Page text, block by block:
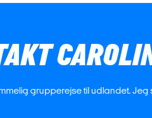
grupperejse til udlandet. Jeg